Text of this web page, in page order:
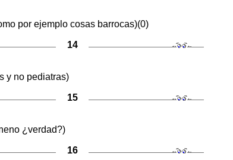
por ejemplo cosas barrocas)(0)
14
y no pediatras)
15
¿verdad?)
16